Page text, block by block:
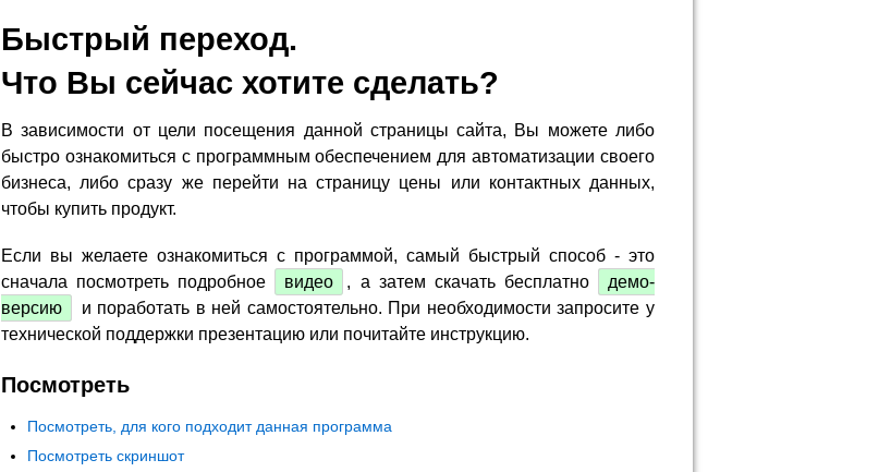
Быстрый переход.
Что Вы сейчас хотите сделать?
В зависимости от цели посещения данной страницы сайта, Вы можете либо
быстро ознакомиться с программным обеспечением для автоматизации своего
бизнеса, либо сразу же перейти на страницу цены или контактных данных,
чтобы купить продукт.
Если вы желаете ознакомиться с программой, самый быстрый способ - это
сначала посмотреть подробное
видео , а затем скачать бесплатно
демо-
версию
и поработать в ней самостоятельно. При необходимости запросите у
технической поддержки презентацию или почитайте инструкцию.
Посмотреть
Посмотреть, для кого подходит данная программа
Посмотреть скриншот